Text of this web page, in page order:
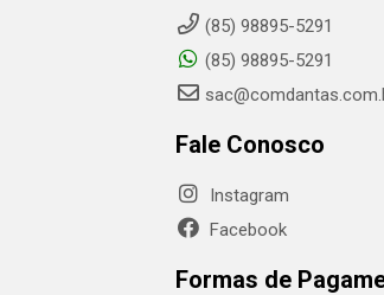
(85) 98895-5291
(85) 98895-5291
Fale Conosco
Instagram
Facebook
Formas de